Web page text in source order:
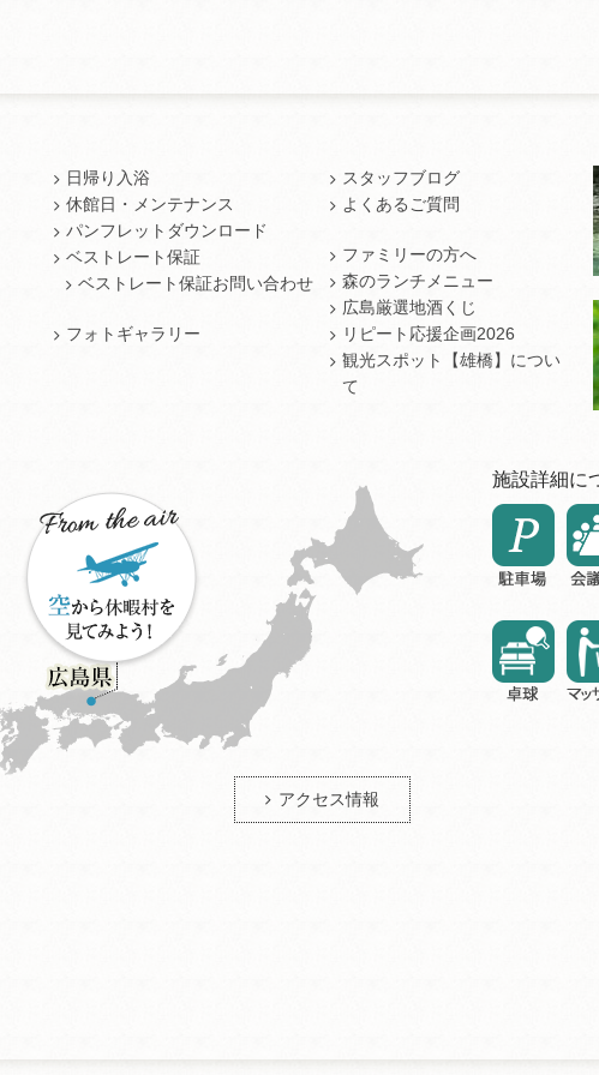
日帰り入浴
休館日・メンテナンス
パンフレットダウンロード
ベストレート保証
ベストレート保証お問い合わせ
フォトギャラリー
スタッフブログ
よくあるご質問
ファミリーの方へ
森のランチメニュー
広島厳選地酒くじ
リピート応援企画2026
観光スポット【雄橋】につい
て
アクセス情報
施設詳細に